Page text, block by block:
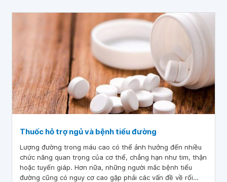
tuyến giáp, tăng nguy cơ ung thư vú hoặc tác dụng nữ hoá
Thuốc hỗ trợ ngủ và bệnh tiểu đường
Lượng đường trong máu cao có thể ảnh hưởng đến nhiều
chức năng quan trọng của cơ thể, chẳng hạn như tim, thận
hoặc tuyến giáp. Hơn nữa, những người mắc bệnh tiểu
đường cũng có nguy cơ cao gặp phải các vấn đề về rối